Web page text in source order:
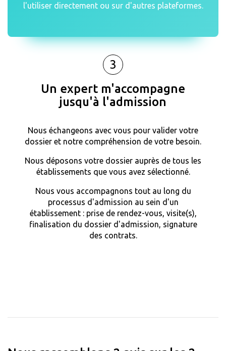
l'utiliser directement ou sur d'autres plateformes.
3
Un expert m'accompagne
jusqu'à l'admission
Nous échangeons avec vous pour valider votre
dossier et notre compréhension de votre besoin.
Nous déposons votre dossier auprès de tous les
établissements que vous avez sélectionné.
Nous vous accompagnons tout au long du
processus d'admission au sein d'un
établissement : prise de rendez-vous, visite(s),
finalisation du dossier d'admission, signature
des contrats.